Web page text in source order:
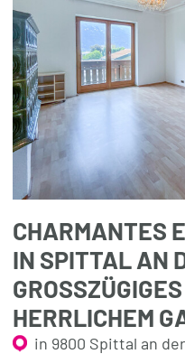
CHARMANTES
IN SPITTAL AN
GROSSZÜGIGES
ERRLICHEM
in 9800 Spittal an